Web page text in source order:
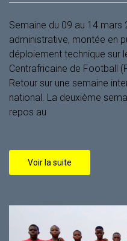
Semaine du 09 au 14 mars
administrative, montée en
déploiement technique sur
Centrafricaine de Football
Retour sur une semaine
national. La deuxième
repos au
Voir la suite